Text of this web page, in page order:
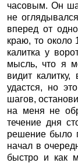
часовым. Он
не
вперед от
краю, то около
калитка у
мысль, что я
видит
удастся, но
шагов,
на меня не
течение дня
решение было
начал в
быстро и как